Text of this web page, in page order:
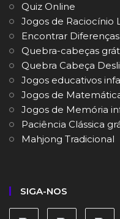
Quiz Online
Jogos de Raciocínio
Encontrar Diferenças
Quebra-cabeças
Quebra Cabeça
Jogos educativos
Jogos de
Jogos de Memória
Paciência Clássica
Mahjong Tradicional
SIGA-NOS